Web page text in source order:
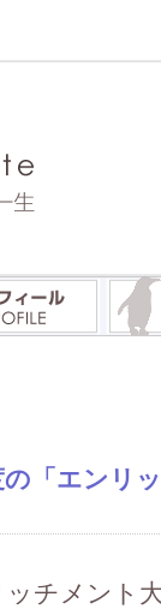
の「エンリ
チメント